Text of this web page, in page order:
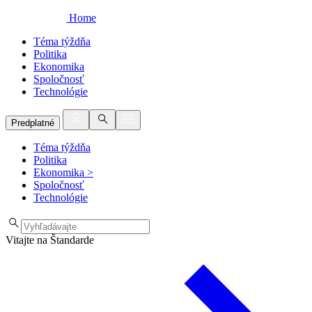
Home
Téma týždňa
Politika
Ekonomika
Spoločnosť
Technológie
Predplatné
Téma týždňa
Politika
Ekonomika >
Spoločnosť
Technológie
Vitajte na Štandarde